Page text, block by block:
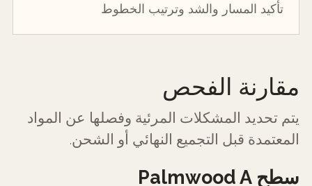
تأكيد المسار والشد وترتيب الخطوط
مقارنة الفحص
يتم تحديد المشكلات المرئية وفصلها عن المواد
المعتمدة قبل التجميع النهائي أو الشحن.
سطح Palmwood A